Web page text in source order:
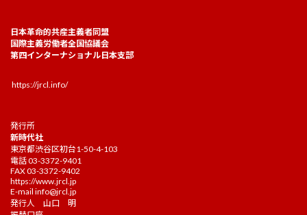
日本革命的共産主義者同盟
国際主義労働者全国協議会
第四インターナショナル日本支部
https://jrcl.info/
発行所
新時代社
東京都渋谷区初台1-50-4-103
電話 03-3372-9401
FAX 03-3372-9402
https://www.jrcl.jp
E-mail info@jrcl.jp
発行人 山口 明